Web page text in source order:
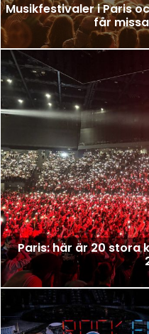
Musikfestivaler i Paris
får
Paris: här är 20 stora